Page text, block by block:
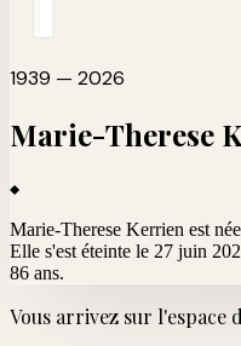
1939 — 2026
Marie-Therese
Marie-Therese Kerrien est
Elle s'est éteinte le 27 juin
86 ans.
Vous arrivez sur l'espace